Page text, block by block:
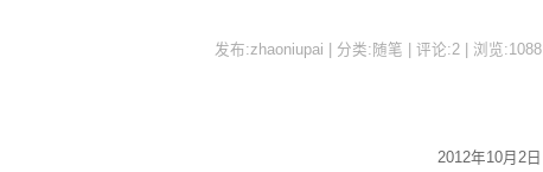
发布:zhaoniupai | 分类:随笔 | 评论:2 | 浏览:1088
2012年10月2日